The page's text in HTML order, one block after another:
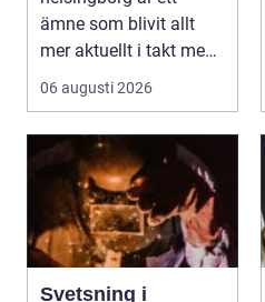
ämne som blivit allt
mer aktuellt i takt med
att fler verksamheter
06 augusti 2026
Svetsning i